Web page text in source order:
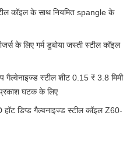
कॉइल के साथ नियमित spangle के
के लिए गर्म डुबोया जस्ती स्टील कॉइल
गैल्वेनाइज्ड स्टील शीट 0.15 ₹ 3.8 मिमी
घटक के लिए
हॉट डिप्ड गैल्वनाइज्ड स्टील कॉइल Z60-